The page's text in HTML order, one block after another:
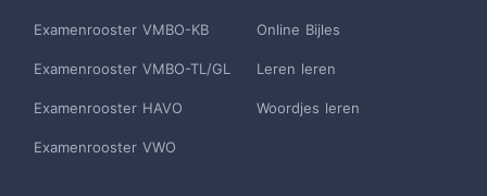
Examenrooster VMBO-KB
Examenrooster VMBO-TL/GL
Examenrooster HAVO
Examenrooster VWO
Online Bijles
Leren leren
Woordjes leren